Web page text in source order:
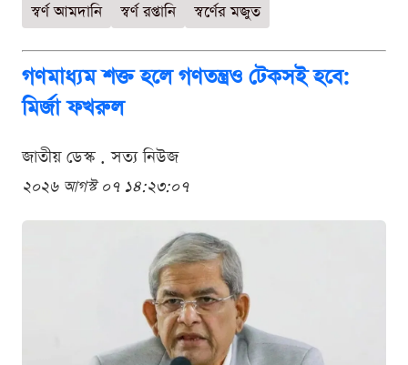
স্বর্ণ আমদানি
স্বর্ণ রপ্তানি স্বর্ণের মজুত
গণমাধ্যম শক্ত হলে গণতন্ত্রও টেকসই হবে:
মির্জা ফখরুল
জাতীয় ডেস্ক . সত্য নিউজ
২০২৬ আগস্ট ০৭ ১৪:২৩:০৭